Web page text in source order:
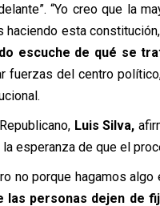
“Yo creo que la
esta constitución,
escuche de qué se
fuerzas del centro
Luis Silva,
esperanza de que el
no porque hagamos algo
las personas dejen de